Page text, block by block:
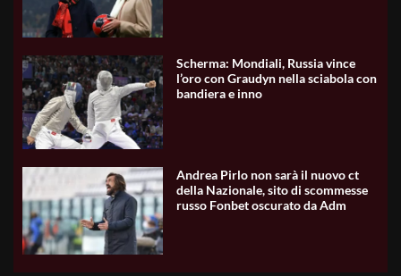
Scherma: Mondiali, Russia vince
l’oro con Graudyn nella sciabola con
bandiera e inno
Andrea Pirlo non sarà il nuovo ct
della Nazionale, sito di scommesse
russo Fonbet oscurato da Adm